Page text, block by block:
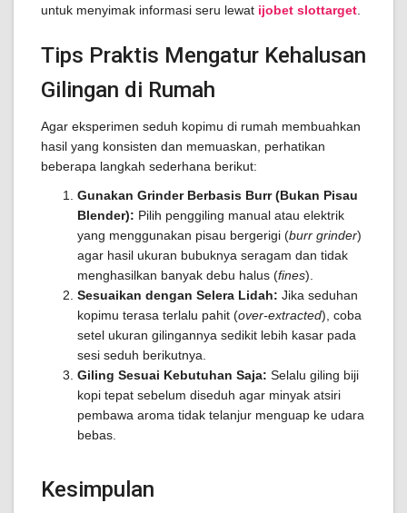
untuk menyimak informasi seru lewat ijobet slottarget
Tips Praktis Mengatur Kehalusan
Gilingan di Rumah
Agar eksperimen seduh kopimu di rumah membuahkan
hasil yang konsisten dan memuaskan, perhatikan
beberapa langkah sederhana berikut:
Gunakan Grinder Berbasis Burr (Bukan Pisau
Blender): Pilih penggiling manual atau elektrik
yang menggunakan pisau bergerigi (burr grinder)
agar hasil ukuran bubuknya seragam dan tidak
menghasilkan banyak debu halus (fines).
Sesuaikan dengan Selera Lidah: Jika seduhan
kopimu terasa terlalu pahit (over-extracted), coba
setel ukuran gilingannya sedikit lebih kasar pada
sesi seduh berikutnya.
Giling Sesuai Kebutuhan Saja: Selalu giling biji
kopi tepat sebelum diseduh agar minyak atsiri
pembawa aroma tidak telanjur menguap ke udara
bebas.
Kesimpulan